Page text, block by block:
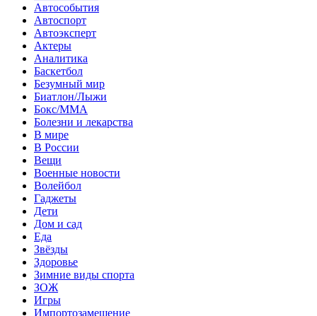
Автособытия
Автоспорт
Автоэксперт
Актеры
Аналитика
Баскетбол
Безумный мир
Биатлон/Лыжи
Бокс/MMA
Болезни и лекарства
В мире
В России
Вещи
Военные новости
Волейбол
Гаджеты
Дети
Дом и сад
Еда
Звёзды
Здоровье
Зимние виды спорта
ЗОЖ
Игры
Импортозамещение